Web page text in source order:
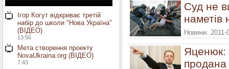
Ігор Когут відкриває третій
набір до школи "Нова Україна"
(ВІДЕО)
13:56
Мета створення проекту
NovaUkraina.org (ВІДЕО)
7:43
Суд не
наметів
Новини.
Яценюк:
продана